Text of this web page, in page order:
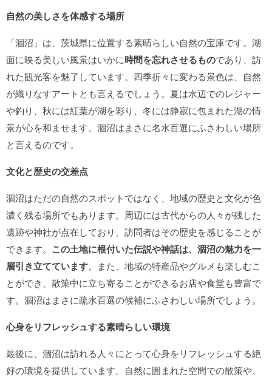
自然の美しさを体感する場所
「涸沼」は、茨城県に位置する素晴らしい自然の宝庫です。湖
面に映る美しい風景はいかに時間を忘れさせるものであり、訪
れた観光客を魅了しています。四季折々に変わる景色は、自然
が織りなすアートとも言えるでしょう。夏は水辺でのレジャー
や釣り、秋には紅葉が湖を彩り、冬には静寂に包まれた湖の情
景が心を和ませます。涸沼はまさに名水百選にふさわしい場所
と言えるのです。
文化と歴史の交差点
涸沼はただの自然のスポットではなく、地域の歴史と文化が色
濃く残る場所でもあります。周辺には古代からの人々が残した
遺跡や神社が点在しており、訪問者はその歴史を感じることが
できます。 この土地に根付いた伝説や神話は、涸沼の魅力を一
層引き立てています。また、地域の特産品やグルメも楽しむこ
とができ、散策中に立ち寄ることができるお店や食堂も豊富で
す。涸沼はまさに疏水百選の候補にふさわしい場所でしょう。
心身をリフレッシュする素晴らしい環境
最後に、涸沼は訪れる人々にとって心身をリフレッシュする絶
好の環境を提供しています。自然に囲まれた空間での散策や、